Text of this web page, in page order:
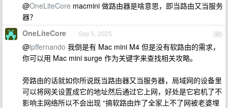
@OneLiteCore macmini 做路由器是啥意思，即当路由又当服务
器？
47
OneLiteCore Sep 5, 2025
@lpffernando 我倒是有 Mac mini M4 但是没有软路由的需求，
你可以用 Mac mini surge 作为关键字来查找相关攻略。
旁路由的话就如你所说既当路由器又当服务器，局域网的设备里
可以将网关设置成它的地址然后通过它上网，好处是它宕机了不
影响主网络所以不会出现 “搞软路由炸了全家上不了网被老婆埋